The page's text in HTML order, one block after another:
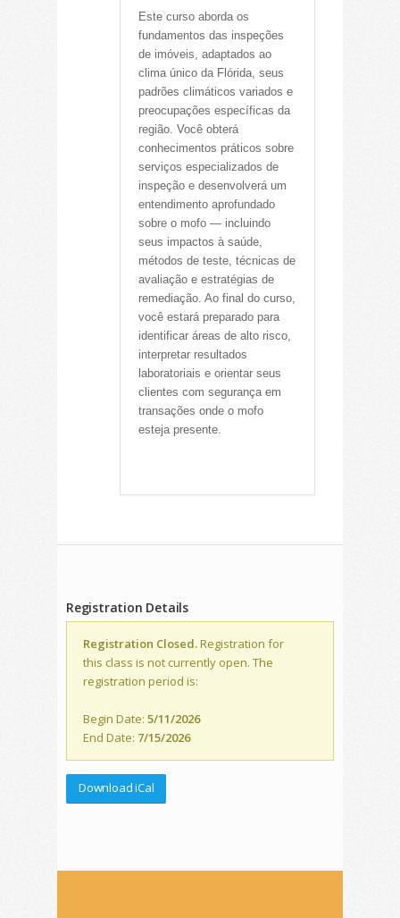
Este curso aborda os
fundamentos das inspeções
de imóveis, adaptados ao
clima único da Flórida, seus
padrões climáticos variados e
preocupações específicas da
região. Você obterá
conhecimentos práticos sobre
serviços especializados de
inspeção e desenvolverá um
entendimento aprofundado
sobre o mofo — incluindo
seus impactos à saúde,
métodos de teste, técnicas de
avaliação e estratégias de
remediação. Ao final do curso,
você estará preparado para
identificar áreas de alto risco,
interpretar resultados
laboratoriais e orientar seus
clientes com segurança em
transações onde o mofo
esteja presente.
Registration Details
Registration Closed.Registration for
this class is not currently open. The
registration period is:
Begin Date: 5/11/2026
End Date: 7/15/2026
Download iCal